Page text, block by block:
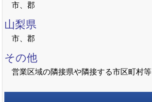
市、郡
山梨県
市、郡
その他
営業区域の隣接県や隣接する市区町村等